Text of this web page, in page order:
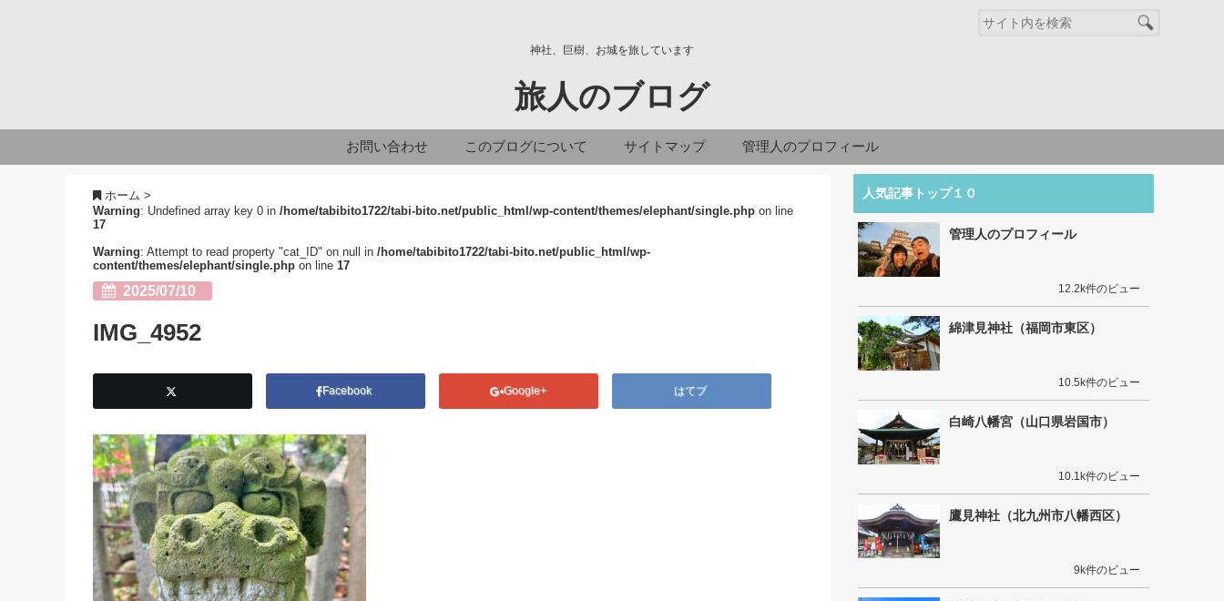
神社、巨樹、お城を旅しています
旅人のブログ
お問い合わせ このブログについて サイトマップ 管理人のプロフィール
ホーム >
Warning: Undefined array key 0 in /home/tabibito1722/tabi-bito.net/public_html/wp-content/themes/elephant/single.php on line
17
Warning: Attempt to read property "cat_ID" on null in /home/tabibito1722/tabi-bito.net/public_html/wp-
content/themes/elephant/single.php on line 17
2025/07/10
IMG_4952
Facebook Google+ はてブ
人気記事トップ１０
管理人のプロフィール
12.2k件のビュー
綿津見神社（福岡市東区）
10.5k件のビュー
白崎八幡宮（山口県岩国市）
10.1k件のビュー
鷹見神社（北九州市八幡西区）
9k件のビュー